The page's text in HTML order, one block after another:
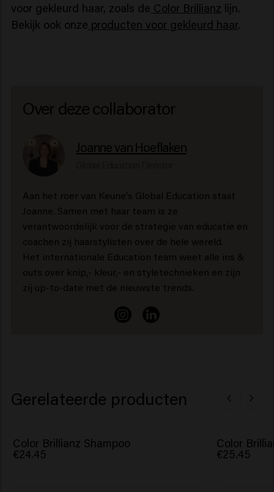
voor gekleurd haar, zoals de Color Brillianz lijn.
Bekijk ook onze producten voor gekleurd haar.
Over deze collaborator
Joanne van Hoeflaken
Aan het roer van Keune's Global Education staat
Joanne. Samen met haar team is ze
verantwoordelijk voor de strategie van educatie en
coachen zij haarstylisten over de hele wereld.
Het internationale Education team weet alle ins &
outs over knip,- kleur,- en styletechnieken en zijn
zij up-to-date met de nieuwste trends.
Gerelateerde producten
Color Brillianz Shampoo
€24.45
Color
€25.45